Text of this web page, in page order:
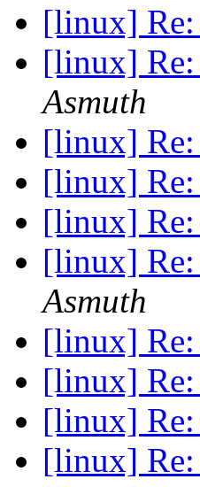
[linux] Re:
[linux] Re:
Asmuth
[linux] Re:
[linux] Re:
[linux] Re:
[linux] Re:
Asmuth
[linux] Re:
[linux] Re:
[linux] Re:
[linux] Re: